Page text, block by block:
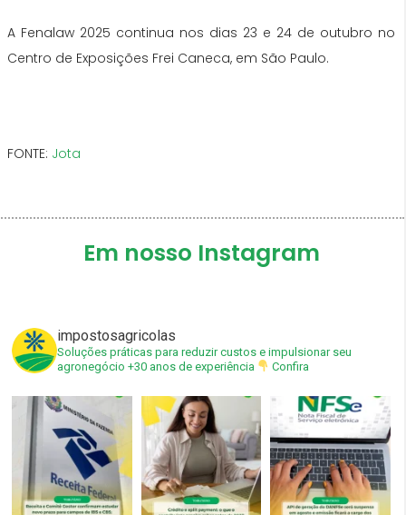
A Fenalaw 2025 continua nos dias 23 e 24 de outubro no
Centro de Exposições Frei Caneca, em São Paulo.
FONTE: Jota
Em nosso Instagram
impostosagricolas
Soluções práticas para reduzir custos e impulsionar seu
agronegócio +30 anos de experiência Confira